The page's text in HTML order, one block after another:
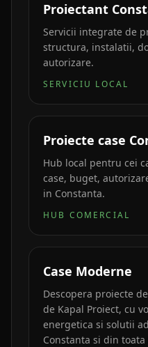
Proiectant
Servicii integrate de
structura, instalatii,
autorizare.
SERVICIU LOCAL
Proiecte case
Hub local pentru cei
case, buget,
in Constanta.
HUB COMERCIAL
Case Moderne
Descopera proiecte
de Kapal Proiect, cu
energetica si solutii
Constanta si din toata